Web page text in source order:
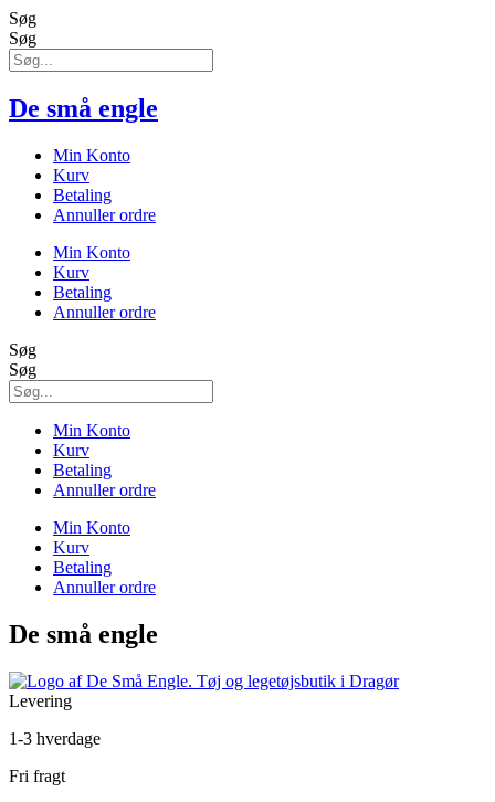
Søg
Søg
De små engle
Min Konto
Kurv
Betaling
Annuller ordre
Min Konto
Kurv
Betaling
Annuller ordre
Søg
Søg
Min Konto
Kurv
Betaling
Annuller ordre
Min Konto
Kurv
Betaling
Annuller ordre
De små engle
Levering
1-3 hverdage
Fri fragt